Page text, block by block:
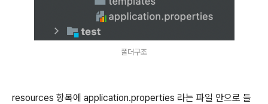
폴더구조
resources 항목에 application.properties 라는 파일 안으로 들